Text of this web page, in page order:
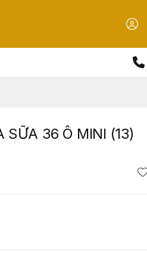
SỮA 36 Ô MINI (13)